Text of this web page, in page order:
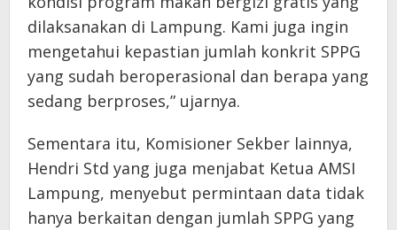
dilaksanakan di Lampung. Kami juga ingin
mengetahui kepastian jumlah konkrit SPPG
yang sudah beroperasional dan berapa yang
sedang berproses,” ujarnya.
Sementara itu, Komisioner Sekber lainnya,
Hendri Std yang juga menjabat Ketua AMSI
Lampung, menyebut permintaan data tidak
hanya berkaitan dengan jumlah SPPG yang